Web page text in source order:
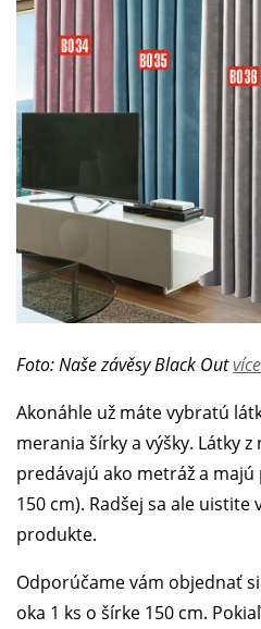
Foto: Naše závěsy Black Out
Akonáhle už máte vybratú
merania šírky a výšky. Látky z
predávajú ako metráž a
150 cm). Radšej sa ale
produkte.
Odporúčame vám objednať
oka 1 ks o šírke 150 cm.